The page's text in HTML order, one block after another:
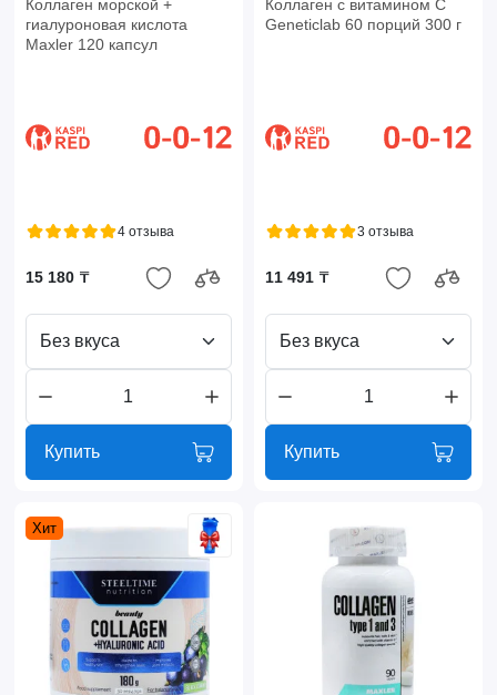
Коллаген морской +
гиалуроновая кислота
Maxler 120 капсул
4 отзыва
15 180 ₸
Без вкуса
Купить
Коллаген с витамином С
Geneticlab 60 порций 300 г
3 отзыва
11 491 ₸
Без вкуса
Купить
Хит